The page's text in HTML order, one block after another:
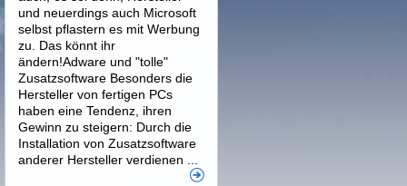
und neuerdings auch Microsoft
selbst pflastern es mit Werbung
zu. Das könnt ihr
ändern!Adware und "tolle"
Zusatzsoftware Besonders die
Hersteller von fertigen PCs
haben eine Tendenz, ihren
Gewinn zu steigern: Durch die
Installation von Zusatzsoftware
anderer Hersteller verdienen ...